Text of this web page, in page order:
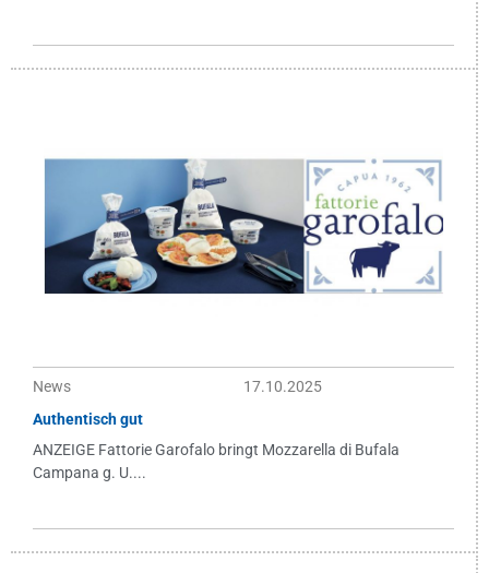
News
17.10.2025
Authentisch gut
ANZEIGE Fattorie Garofalo bringt Mozzarella di Bufala
Campana g. U....